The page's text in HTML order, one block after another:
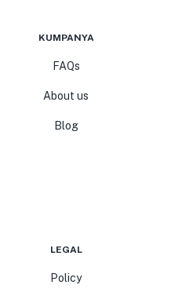
KUMPANYA
FAQs
About us
Blog
LEGAL
Policy